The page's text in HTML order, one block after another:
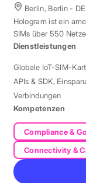
Berlin, Berlin - DE
Hologram ist ein
SIMs über 550
Dienstleistungen
Globale IoT-SIM-
APIs & SDK,
Verbindungen
Kompetenzen
Compliance &
Connectivity &